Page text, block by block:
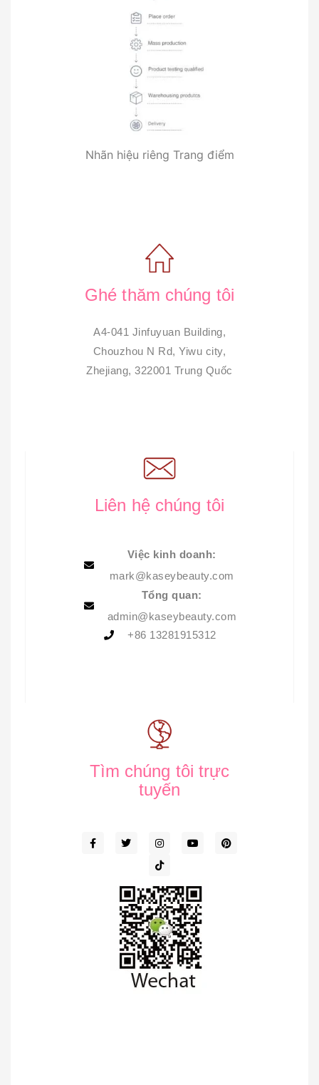
Nhãn hiệu riêng Trang điểm
Ghé thăm chúng tôi
A4-041 Jinfuyuan Building,
Chouzhou N Rd, Yiwu city,
Zhejiang, 322001 Trung Quốc
Liên hệ chúng tôi
Việc kinh doanh:
mark@kaseybeauty.com
Tổng quan:
admin@kaseybeauty.com
+86 13281915312
Tìm chúng tôi trực
tuyến